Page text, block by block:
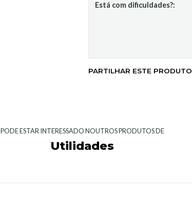
Está com dificuldades?:
PARTILHAR ESTE PRODUTO
PODE ESTAR INTERESSADO NOUTROS PRODUTOS DE
Utilidades